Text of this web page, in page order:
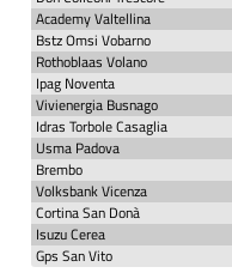
Academy Valtellina
Bstz Omsi Vobarno
Rothoblaas Volano
Ipag Noventa
Vivienergia Busnago
Idras Torbole Casaglia
Usma Padova
Brembo
Volksbank Vicenza
Cortina San Donà
Isuzu Cerea
Gps San Vito